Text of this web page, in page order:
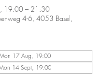
19:00 – 21:30
4-6, 4053 Basel,
17 Aug, 19:00
14 Sept, 19:00